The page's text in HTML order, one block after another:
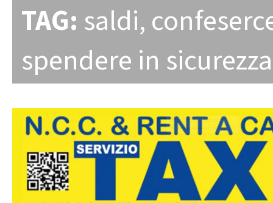
TAG: saldi,
spendere in sicurezza